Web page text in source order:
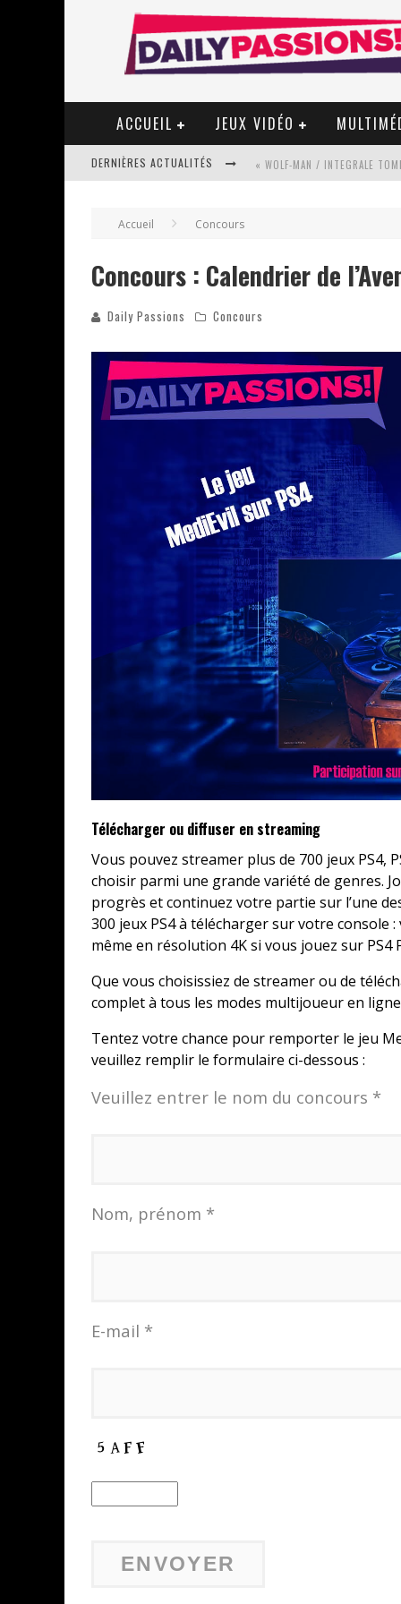
ACCUEIL JEUX VIDÉO
DERNIÈRES ACTUALITÉS « WOLF-MAN / INTEGRALE
STAR FOX
PSYRIVER 2026 : LA MAGIE
« MOFUSAND / PARLER
ASSASSIN'S CREED BLACK FLAG
« LE VENT DAND LES SAULES
« DAMN THEM ALL » - UN DUO
YOSHI AND THE MYSTERIOUS
Accueil Concours
Concours : Calendrier de
Daily Passions Concours
Télécharger ou diffuser en streaming
Vous pouvez streamer plus de 700 jeux PS4,
choisir parmi une grande variété de genres.
progrès et continuez votre partie sur l’une
300 jeux PS4 à télécharger sur votre
même en résolution 4K si vous jouez sur PS4
Que vous choisissiez de streamer ou de
complet à tous les modes multijoueur en
Tentez votre chance pour remporter le jeu
veuillez remplir le formulaire ci-dessous :
Veuillez entrer le nom du concours *
Nom, prénom *
E-mail *